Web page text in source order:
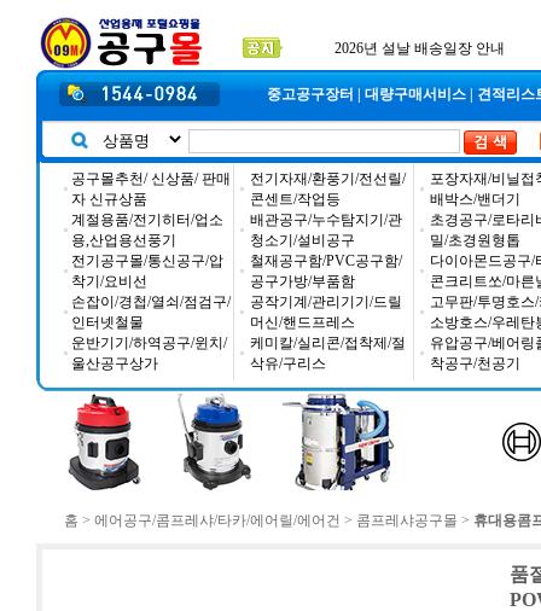
공구몰 입금자 찾습니다
2026년 설날 배송일장 안내
중고공구장터 대량구매서비스 견적리스
공구몰추천/ 신상품/ 판매
자 신규상품
계절용품/전기히터/업소
용,산업용선풍기
전기공구몰/통신공구/압
착기/요비선
손잡이/경첩/열쇠/점검구/
인터넷철물
운반기기/하역공구/윈치/
울산공구상가
전기자재/환풍기/전선릴/
콘센트/작업등
배관공구/누수탐지기/관
청소기/설비공구
철재공구함/PVC공구함/
공구가방/부품함
공작기계/관리기기/드릴
머신/핸드프레스
케미칼/실리콘/접착제/절
삭유/구리스
포장자재/비닐접
배박스/밴더기
초경공구/로타리
밀/초경원형톱
다이아몬드공구/
콘크리트쏘/마른
고무판/투명호스
소방호스/우레탄
유압공구/베어링
착공구/천공기
홈 > 에어공구/콤프레샤/타카/에어릴/에어건 > 콤프레샤공구몰 > 휴대용콤
품